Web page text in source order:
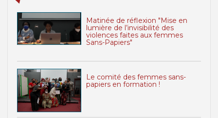
Matinée de réflexion "Mise en
lumière de l’invisibilité des
violences faites aux femmes
Sans-Papiers"
Le comité des femmes sans-
papiers en formation !